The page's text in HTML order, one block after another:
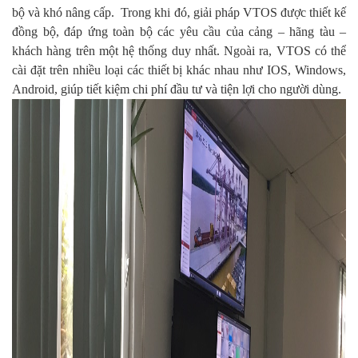
bộ và khó nâng cấp. Trong khi đó, giải pháp VTOS được thiết kế
đồng bộ, đáp ứng toàn bộ các yêu cầu của cảng – hãng tàu –
khách hàng trên một hệ thống duy nhất. Ngoài ra, VTOS có thể
cài đặt trên nhiều loại các thiết bị khác nhau như IOS, Windows,
Android, giúp tiết kiệm chi phí đầu tư và tiện lợi cho người dùng.